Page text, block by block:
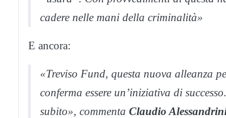
cadere nelle mani della criminalità»
E ancora:
«Treviso Fund, questa nuova alleanza
conferma essere un’iniziativa di
subito», commenta Claudio